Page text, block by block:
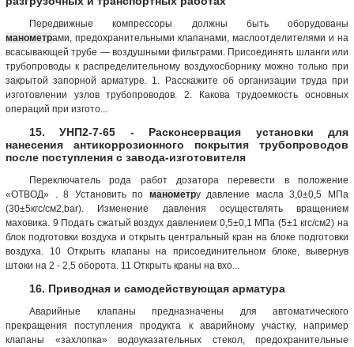
Передвижные компрессоры должны быть оборудованы
манометрами, предохранительными клапанами, маслоотделителями и на
всасывающей трубе — воздушными фильтрами. Присоединять шланги или
трубопроводы к распределительному воздухосборнику можно только при
закрытой запорной арматуре. 1. Расскажите об организации труда при
изготовлении узлов трубопроводов. 2. Какова трудоемкость основных
операций при изгото...
15. УНП2-7-65 - Расконсервация установки для
нанесения антикоррозионного покрытия трубопроводов
после поступления с завода-изготовителя
Переключатель рода работ дозатора перевести в положение
«ОТВОД» . 8 Установить по манометру давление масла 3,0±0,5 МПа
(30±5кгс/см2,bar). Изменение давления осуществлять вращением
маховика. 9 Подать сжатый воздух давлением 0,5±0,1 МПа (5±1 кгс/см2) на
блок подготовки воздуха и открыть центральный кран на блоке подготовки
воздуха. 10 Открыть клапаны на присоединительном блоке, вывернув
штоки на 2 - 2,5 оборота. 11 Открыть краны на вхо...
16. Приводная и самодействующая арматура
Аварийные клапаны предназначены для автоматического
прекращения поступления продукта к аварийному участку, например
клапаны «захлопка» водоуказательных стекол, предохранительные